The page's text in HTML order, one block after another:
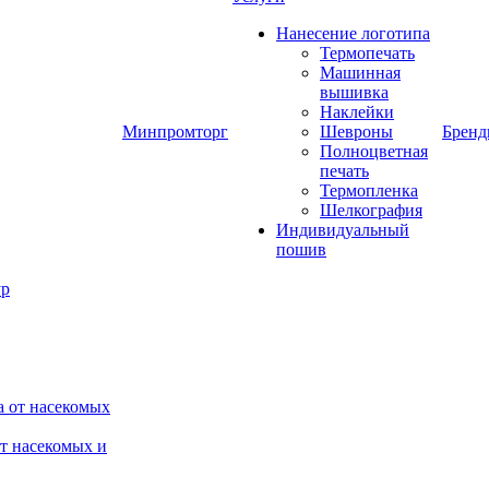
насекомых и
Минпромторг
Нанесение логотипа
Термопечать
Машинная
вышивка
Наклейки
Шевроны
Полноцветная
печать
Термопленка
Шелкография
Индивидуальный
пошив